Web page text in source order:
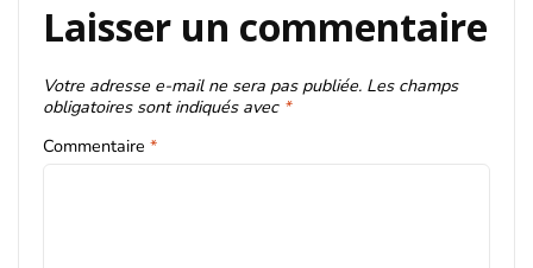
Laisser un commentaire
Votre adresse e-mail ne sera pas publiée. Les champs
obligatoires sont indiqués avec *
Commentaire *